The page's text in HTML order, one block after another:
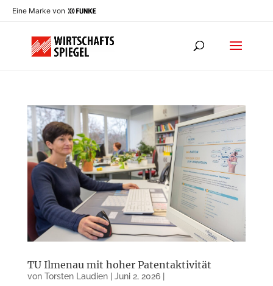
Eine Marke von
TU Ilmenau mit hoher Patentaktivität
von Torsten Laudien| Juni 2, 2026|